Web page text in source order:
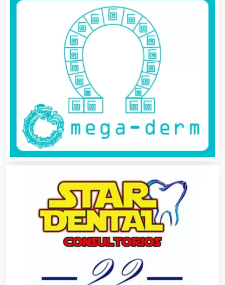
Agricultura y Ganadería
Agua Purificada
Aire Acondicionado
Alarmas
Alimentos
Almacenaje